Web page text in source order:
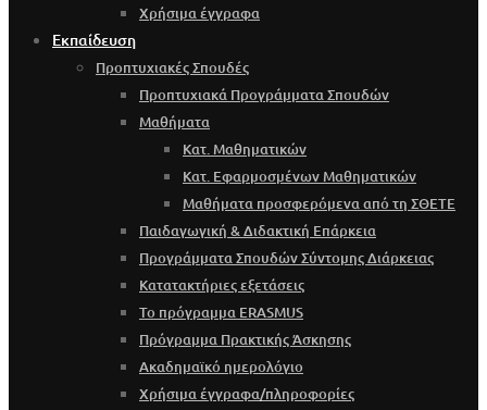
Χρήσιμα έγγραφα
Εκπαίδευση
Προπτυχιακές Σπουδές
Προπτυχιακά Προγράμματα Σπουδών
Μαθήματα
Κατ. Μαθηματικών
Κατ. Εφαρμοσμένων Μαθηματικών
Μαθήματα προσφερόμενα από τη ΣΘΕΤΕ
Παιδαγωγική & Διδακτική Επάρκεια
Προγράμματα Σπουδών Σύντομης Διάρκειας
Κατατακτήριες εξετάσεις
Το πρόγραμμα ERASMUS
Πρόγραμμα Πρακτικής Άσκησης
Ακαδημαϊκό ημερολόγιο
Χρήσιμα έγγραφα/πληροφορίες